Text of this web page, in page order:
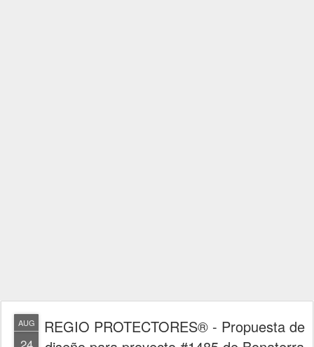
AUG
REGIO PROTECTORES® - Propuesta de